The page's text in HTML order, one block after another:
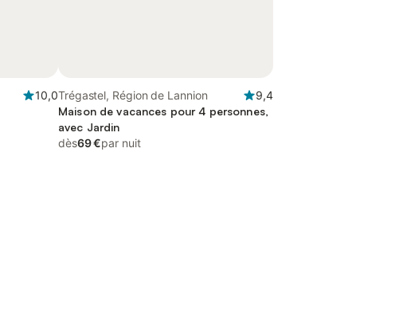
10,0Trégastel, Région de Lannion
9,4
Maison de vacances pour 4 personnes,
avec Jardin
dès69 €par nuit